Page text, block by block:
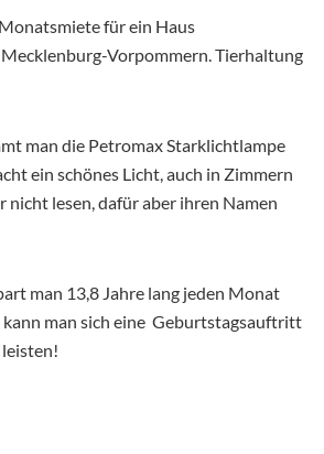
für ein Haus
Vorpommern. Tierhaltung
man die Petromax Starklichtlampe
ein schönes Licht, auch in Zimmern
nicht lesen, dafür aber ihren Namen
man 13,8 Jahre lang jeden Monat
kann man sich eine Geburtstagsauftritt